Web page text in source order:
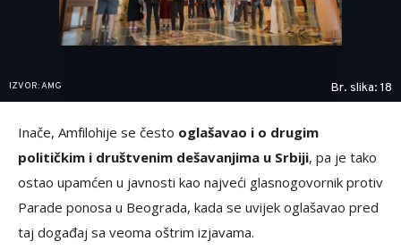
IZVOR: AMG Br. slika: 18
Inače, Amfilohije se često oglašavao i o drugim
političkim i društvenim dešavanjima u Srbiji, pa je tako
ostao upamćen u javnosti kao najveći glasnogovornik protiv
Parade ponosa u Beograda, kada se uvijek oglašavao pred
taj događaj sa veoma oštrim izjavama.